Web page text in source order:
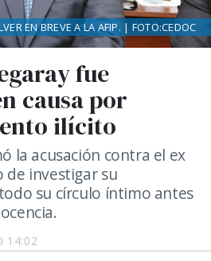
14:02
fue
causa por
ilícito
la acusación contra el ex
de investigar su
su círculo íntimo antes
EN BREVE A LA AFIP. | FOTO:CEDOC